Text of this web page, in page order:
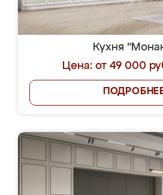
Кухня
Цена: от 49 000